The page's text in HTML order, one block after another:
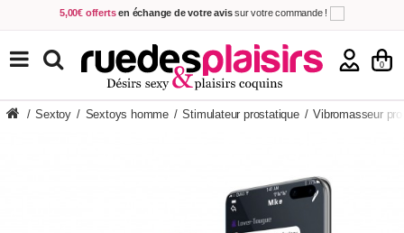
5,00€ offerts en échange de votre avissur votre commande !
Achetez aujourd'hui. Décidez quand payer !
Livraison en 48h
au prix de 2,90 € ! (Offerte dès 69,00€ d'achat)
0
TOUS NOS PRODUITS
/ Sextoy / Sextoys homme / Stimulateur prostatique / Vibromasseur